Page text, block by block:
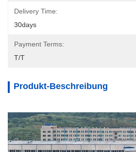
Delivery Time:
30days
Payment Terms:
T/T
Produkt-Beschreibung